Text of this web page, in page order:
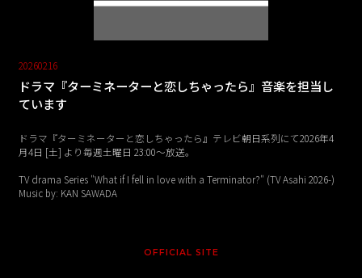
20260216
ドラマ『ターミネーターと恋しちゃったら』音楽を担当し
ています
ドラマ『ターミネーターと恋しちゃったら』テレビ朝日系列にて2026年4
月4日 [土] より毎週土曜日 23:00〜放送。
TV drama Series "What if I fell in love with a Terminator?" (TV Asahi 2026-)
Music by: KAN SAWADA
OFFICIAL SITE